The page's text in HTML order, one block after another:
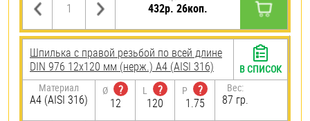
432р. 26коп.
Шпилька с правой резьбой по всей длине
DIN 976 12х120 мм (нерж.) A4 (AISI 316)
Материал
A4 (AISI 316)
Ø
?
12
L
?
120
P
?
1.75
Вес:
87 гр.
В СПИСОК